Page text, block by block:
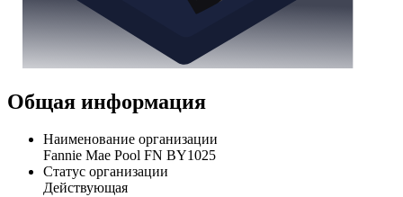
Общая информация
Наименование организации
Fannie Mae Pool FN BY1025
Статус организации
Действующая